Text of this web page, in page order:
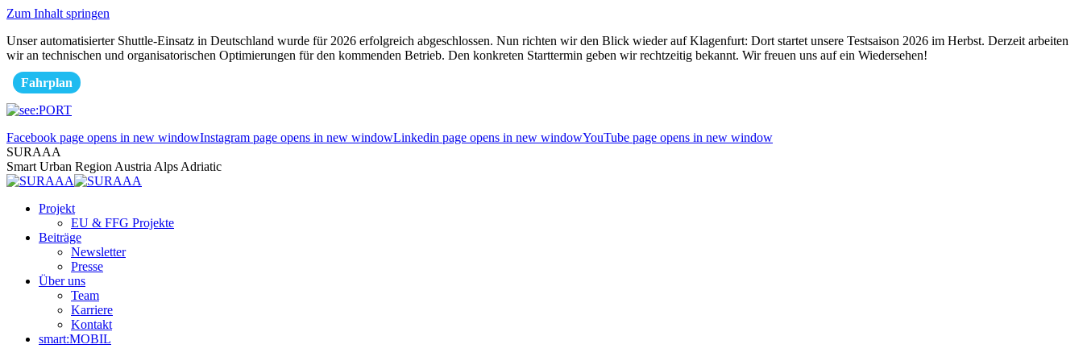
Zum Inhalt springen
Unser automatisierter Shuttle-Einsatz in Deutschland wurde für 2026 erfolgreich abgeschlossen. Nun richten wir den Blick wieder auf Klagenfurt: Dort startet unsere Testsaison 2026 im Herbst. Derzeit arbeiten
wir an technischen und organisatorischen Optimierungen für den kommenden Betrieb. Den konkreten Starttermin geben wir rechtzeitig bekannt. Wir freuen uns auf ein Wiedersehen!
Fahrplan
Facebook page opens in new windowInstagram page opens in new windowLinkedin page opens in new windowYouTube page opens in new window
SURAAA
Smart Urban Region Austria Alps Adriatic
Projekt
EU & FFG Projekte
Beiträge
Newsletter
Presse
Über uns
Team
Karriere
Kontakt
smart:MOBIL